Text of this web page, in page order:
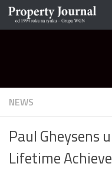
Skip to content
NEWS
Paul Gheysens
Lifetime